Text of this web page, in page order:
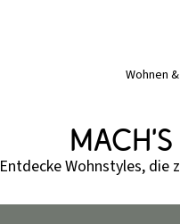
Wohnen
Entdecke Wohnstyles, die